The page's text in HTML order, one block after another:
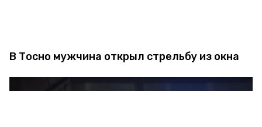
В Тосно мужчина открыл стрельбу из окна